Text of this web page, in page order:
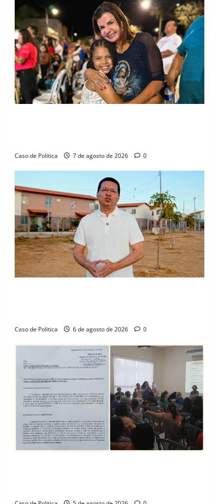
Caso de Politica 7 de agosto de 2026 0
Caso de Politica 6 de agosto de 2026 0